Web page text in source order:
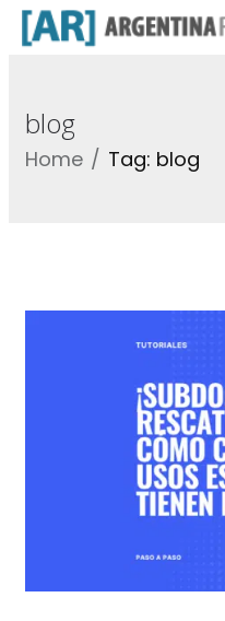
blog
Home Tag: blog